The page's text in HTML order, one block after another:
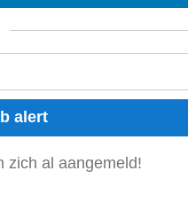
ben je werkzaam achter de balie en
zich al aangemeld!